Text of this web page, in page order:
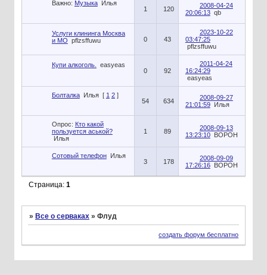
Важно: Музыка
Илья
1
120
2008-04-24
20:06:13 qb
Услуги клининга Москва
и МО pflzsffuwu 0 43
2023-10-22
03:47:25
pflzsffuwu
Купи алкоголь.
easyeas
0
92
2011-04-24
16:24:29
easyeas
Болталка Илья [ 1 2 ]
54
634
2008-09-27
21:01:59
Илья
Опрос: Кто какой
пользуется аськой?
Илья
1 89
2008-09-13
13:23:10
BOPOH
Сотовый телефон
Илья
3
178
2008-09-09
17:26:16
BOPOH
Страница: 1
» Все о серваках » Флуд
создать форум бесплатно